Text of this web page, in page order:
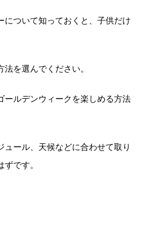
について知っておくと、子供だけ
を選んでください。
ールデンウィークを楽しめる方法
ール、天候などに合わせて取り
です。